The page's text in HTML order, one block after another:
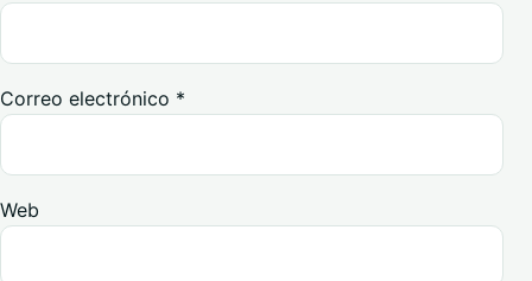
Correo electrónico *
Web